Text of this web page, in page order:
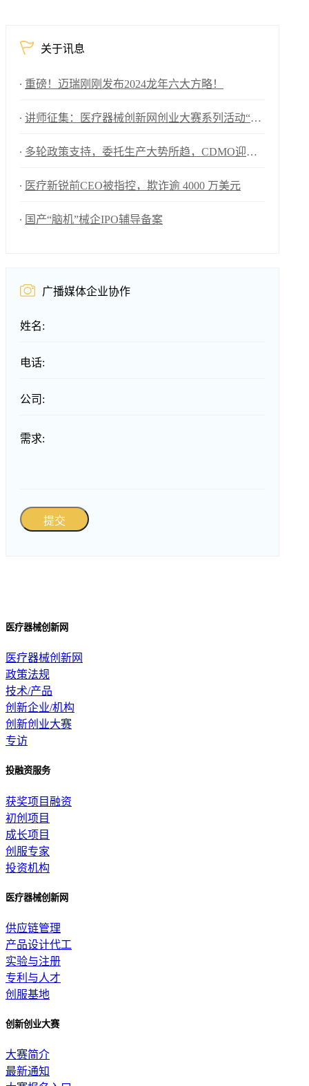
关于讯息
重磅！迈瑞刚刚发布2024龙年六大方略！
讲师征集：医疗器械创新网创业大赛系列活动“优秀讲师”等您来！
多轮政策支持，委托生产大势所趋，CDMO迎来全新发展机会
医疗新锐前CEO被指控，欺诈逾 4000 万美元
国产“脑机”械企IPO辅导备案
广播媒体企业协作
姓名:
电话:
公司:
需求:
提交
医疗器械创新网
医疗器械创新网
政策法规
技术/产品
创新企业/机构
创新创业大赛
专访
投融资服务
获奖项目融资
初创项目
成长项目
创服专家
投资机构
医疗器械创新网
供应链管理
产品设计代工
实验与注册
专利与人才
创服基地
创新创业大赛
大赛简介
最新通知